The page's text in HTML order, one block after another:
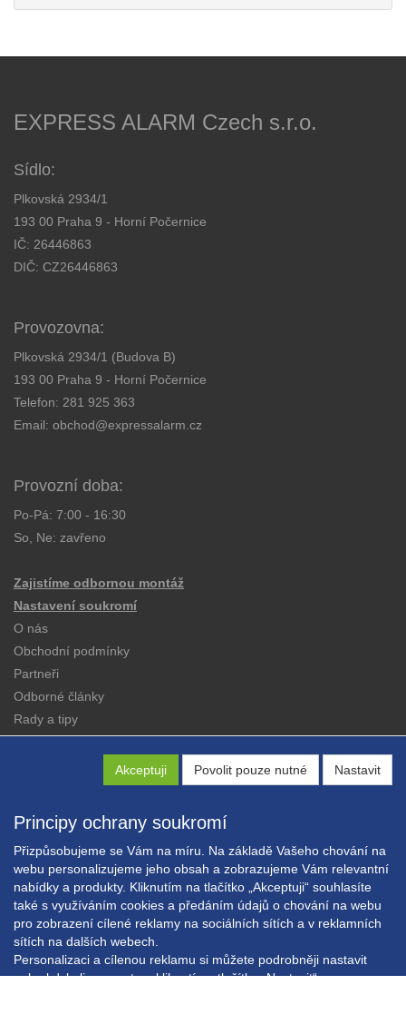
Akceptuji Povolit pouze nutné Nastavit
Principy ochrany soukromí
Přizpůsobujeme se Vám na míru. Na základě Vašeho chování na
webu personalizujeme jeho obsah a zobrazujeme Vám relevantní
nabídky a produkty. Kliknutím na tlačítko „Akceptuji“ souhlasíte
také s využíváním cookies a předáním údajů o chování na webu
pro zobrazení cílené reklamy na sociálních sítích a v reklamních
sítích na dalších webech.
Personalizaci a cílenou reklamu si můžete podrobněji nastavit
nebo kdykoli vypnout po kliknutí na tlačítko „Nastavit“.
EXPRESS ALARM Czech s.r.o.
Sídlo:
Plkovská 2934/1
193 00 Praha 9 - Horní Počernice
IČ: 26446863
DIČ: CZ26446863
Provozovna:
Plkovská 2934/1 (Budova B)
193 00 Praha 9 - Horní Počernice
Telefon: 281 925 363
Email: obchod@expressalarm.cz
Provozní doba:
Po-Pá: 7:00 - 16:30
So, Ne: zavřeno
Zajistíme odbornou montáž
Nastavení soukromí
O nás
Obchodní podmínky
Partneři
Odborné články
Rady a tipy
Copyright © EXPRESS ALARM Czech s.r.o.
Powered byABRA E-shop